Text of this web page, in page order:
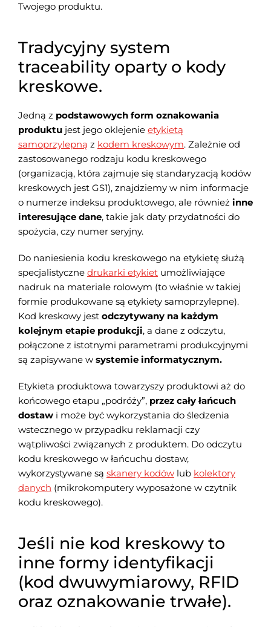
Twojego produktu.
Tradycyjny system
traceability oparty o kody
kreskowe.
Jedną z podstawowych form oznakowania
produktu jest jego oklejenie etykietą
samoprzylepną z kodem kreskowym. Zależnie od
zastosowanego rodzaju kodu kreskowego
(organizacją, która zajmuje się standaryzacją kodów
kreskowych jest GS1), znajdziemy w nim informacje
o numerze indeksu produktowego, ale również inne
interesujące dane, takie jak daty przydatności do
spożycia, czy numer seryjny.
Do naniesienia kodu kreskowego na etykietę służą
specjalistyczne drukarki etykiet umożliwiające
nadruk na materiale rolowym (to właśnie w takiej
formie produkowane są etykiety samoprzylepne).
Kod kreskowy jest odczytywany na każdym
kolejnym etapie produkcji, a dane z odczytu,
połączone z istotnymi parametrami produkcyjnymi
są zapisywane w systemie informatycznym.
Etykieta produktowa towarzyszy produktowi aż do
końcowego etapu „podróży”, przez cały łańcuch
dostaw i może być wykorzystania do śledzenia
wstecznego w przypadku reklamacji czy
wątpliwości związanych z produktem. Do odczytu
kodu kreskowego w łańcuchu dostaw,
wykorzystywane są skanery kodów lub kolektory
danych (mikrokomputery wyposażone w czytnik
kodu kreskowego).
Jeśli nie kod kreskowy to
inne formy identyfikacji
(kod dwuwymiarowy, RFID
oraz oznakowanie trwałe).